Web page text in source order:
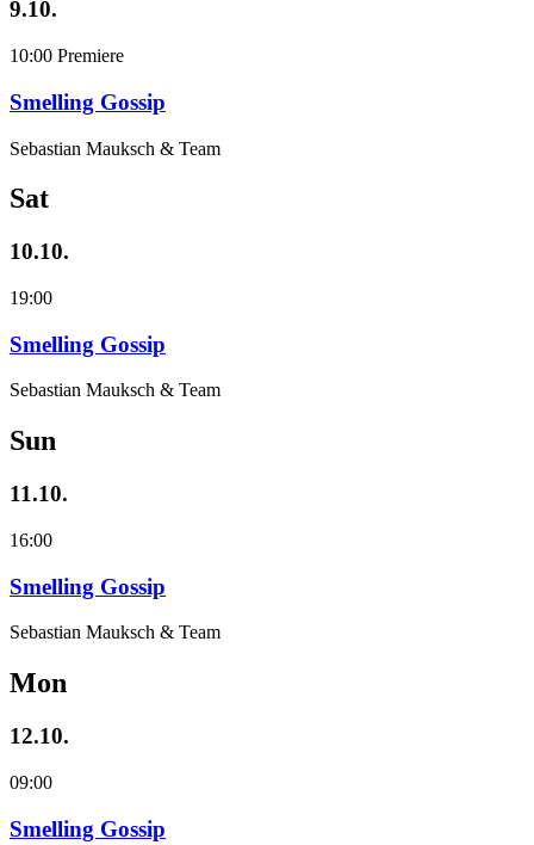
9.10.
10:00 Premiere
Smelling Gossip
Sebastian Mauksch & Team
Sat
10.10.
19:00
Smelling Gossip
Sebastian Mauksch & Team
Sun
11.10.
16:00
Smelling Gossip
Sebastian Mauksch & Team
Mon
12.10.
09:00
Smelling Gossip